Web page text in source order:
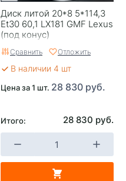
Диск литой 20*8 5*114,3
Et30 60,1 LX181 GMF Lexus
(под конус)
Сравнить Отложить
В наличии 4 шт
Цена за 1 шт. 28 830 руб.
Итого: 28 830 руб.